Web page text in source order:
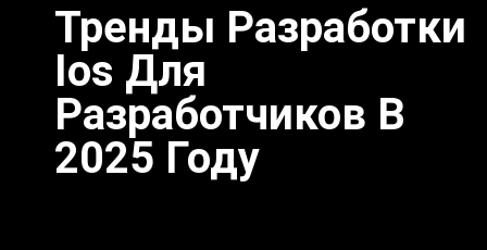
Тренды Разработки
Ios Для
Разработчиков В
2025 Году